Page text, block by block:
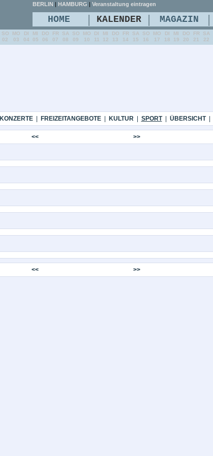
KONZERTE| FREIZEITANGEBOTE| KULTUR| SPORT| ÜBERSICHT|
<< >>
<< >>
BERLIN | HAMBURG | Veranstaltung eintragen
HOME | KALENDER | MAGAZIN |
SO
02
MO
03
DI
04
MI
05
DO
06
FR
07
SA
08
SO
09
MO
10
DI
11
MI
12
DO
13
FR
14
SA
15
SO
16
MO
17
DI
18
MI
19
DO
20
FR
21
SA
22